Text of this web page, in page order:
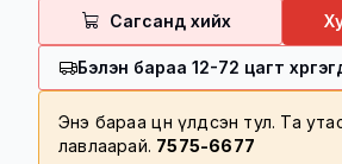
Сагсанд хийх
Бэлэн бараа 12-72 цагт
100,000 төгрөг дотор
барааг 5000 төгрөгөөр
Хүргэлтийн бүс
Баруун зүг /5 шар/
Зүүн зүг /Амгалан/
Энэ бараа цөөн үлдсэн тул. Та
лавлаарай. 7575-6677